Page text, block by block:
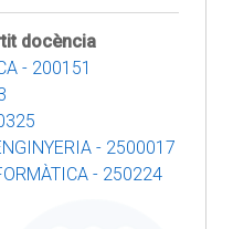
docència
- 200151
- 2500017
- 250224